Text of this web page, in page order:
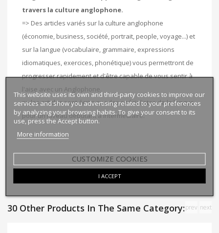
travers la culture anglophone.
=> Des articles variés sur la culture anglophone
(économie, business, société, portrait, people, voyage...) et
sur la langue (vocabulaire, grammaire, expressions
idiomatiques, exercices, phonétique) vous permettront de
progresser rapidement et d'être capable de vous sentir à
l'aise avec un Anglophone.
=> les articles sont écrits par des spécialistes de la langue
pour un niveau débutant à intermédiaire.
30 Other Products In The Same Category:prev next
This website uses its own and third-party cookies to improve our
services and show you advertising related to your preferences
by analyzing your browsing habits. To give your consent to its
use, press the Accept button.
More information
CUSTOMIZE COOKIES
I ACCEPT